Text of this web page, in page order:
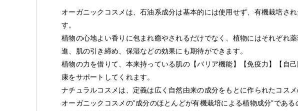
オーガニックコスメは、石油系成分は基本的には使用せず、有機栽培さ
す。
植物の心地よい香りに包まれ癒やされるだけでなく、植物にはそれぞれ
進、肌の引き締め、保湿などの効果にも期待ができます。
植物の力を借りて、本来持っている肌の【バリア機能】【免疫力】【自
康をサポートしてくれます。
ナチュラルコスメは、定義は広く自然由来の成分をもとに作られたコスメ
オーガニックコスメの”成分のほとんどが有機栽培による植物成分”であ